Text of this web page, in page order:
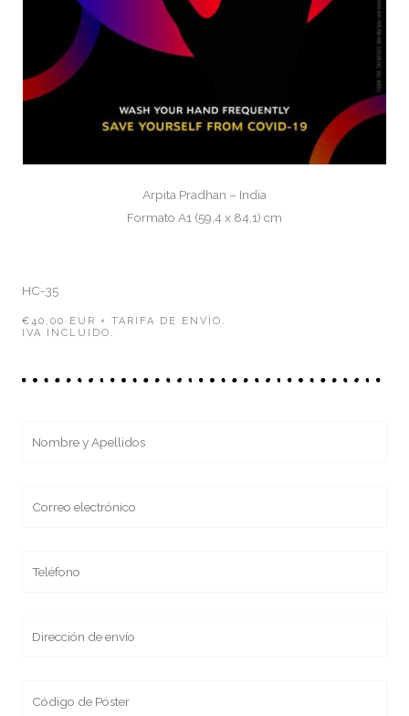
Arpita Pradhan – India
Formato A1 (59,4 x 84,1) cm
HC-35
€40,00 EUR + TARIFA DE ENVÍO.
IVA INCLUIDO.